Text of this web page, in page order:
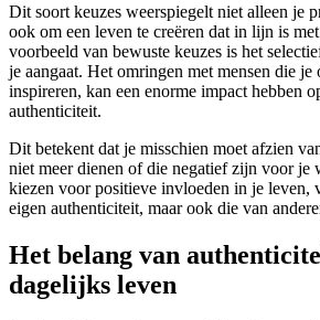
Dit soort keuzes weerspiegelt niet alleen je
ook om een leven te creëren dat in lijn is
voorbeeld van bewuste keuzes is het
je aangaat. Het omringen met mensen die je
inspireren, kan een enorme impact hebben
authenticiteit.
Dit betekent dat je misschien moet afzien
niet meer dienen of die negatief zijn voor je
kiezen voor positieve invloeden in je leven,
eigen authenticiteit, maar ook die van
Het belang van
dagelijks leven